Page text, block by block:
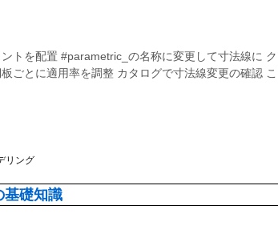
トを配置 #parametric_の名称に変更して寸法線に ク
ごとに適用率を調整 カタログで寸法線変更の確認 こ
リング
基礎知識